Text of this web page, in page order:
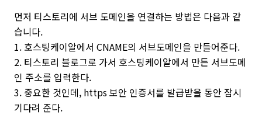
먼저 티스토리에 서브 도메인을 연결하는 방법은 다음과 같
습니다.
1. 호스팅케이알에서 CNAME의 서브도메인을 만들어준다.
2. 티스토리 블로그로 가서 호스팅케이알에서 만든 서브도메
인 주소를 입력한다.
3. 중요한 것인데, https 보안 인증서를 발급받을 동안 잠시
기다려 준다.